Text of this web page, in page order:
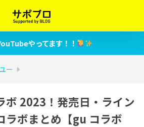
やってます！！
ー
ボ 2023！発売日・ライン
ラボまとめ【gu コラボ